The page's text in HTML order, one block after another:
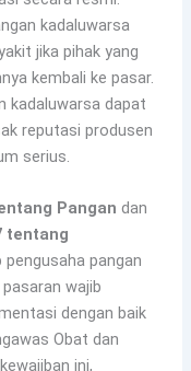
kadaluwarsa
jika pihak yang
kembali ke pasar.
kadaluwarsa dapat
reputasi produsen
serius.
Pangan dan
tentang
pengusaha pangan
wajib
dengan baik
Obat dan
ini,